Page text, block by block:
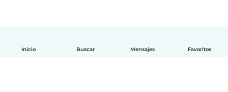
Inicio Buscar Mensajes Favoritos